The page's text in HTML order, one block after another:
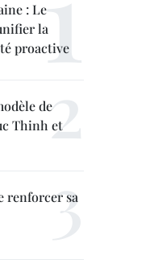
: Le
la
proactive
de
Thinh et
renforcer sa